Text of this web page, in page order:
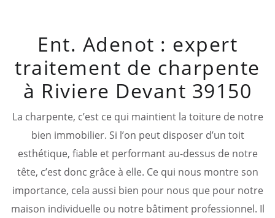
Ent. Adenot : expert
traitement de charpente
à Riviere Devant 39150
La charpente, c’est ce qui maintient la toiture de notre
bien immobilier. Si l’on peut disposer d’un toit
esthétique, fiable et performant au-dessus de notre
tête, c’est donc grâce à elle. Ce qui nous montre son
importance, cela aussi bien pour nous que pour notre
maison individuelle ou notre bâtiment professionnel. Il